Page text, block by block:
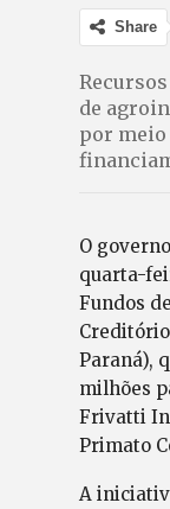
Share
de
por meio
O
quarta-
Fundos
Paraná),
milhões
Frivatti
Primato
A